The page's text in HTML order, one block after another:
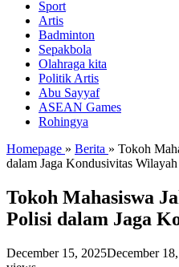
Sport
Artis
Badminton
Sepakbola
Olahraga kita
Politik Artis
Abu Sayyaf
ASEAN Games
Rohingya
Homepage » Berita » Tokoh
dalam Jaga Kondusivitas Wilayah
Tokoh Mahasiswa
Polisi dalam Jaga
December 15, 2025December